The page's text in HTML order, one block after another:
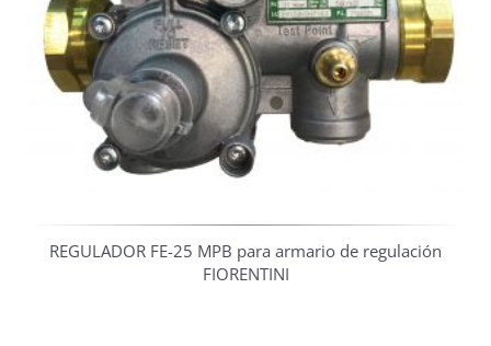
REGULADOR FE-25 MPB para armario de regulación
FIORENTINI